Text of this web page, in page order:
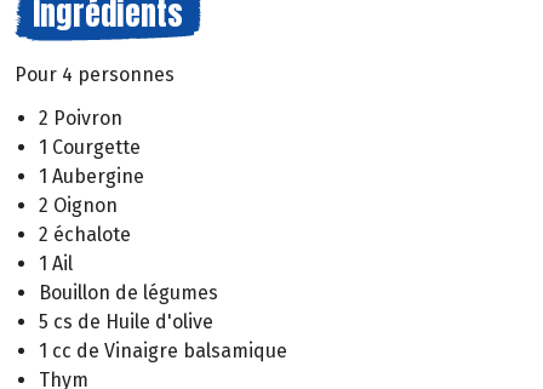
Ingrédients
Pour 4 personnes
2 Poivron
1 Courgette
1 Aubergine
2 Oignon
2 échalote
1 Ail
Bouillon de légumes
5 cs de Huile d'olive
1 cc de Vinaigre balsamique
Thym